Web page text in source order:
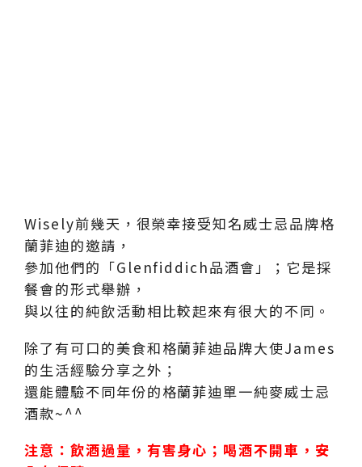
Wisely前幾天，很榮幸接受知名威士忌品牌格
蘭菲迪的邀請，
參加他們的「Glenfiddich品酒會」；它是採
餐會的形式舉辦，
與以往的純飲活動相比較起來有很大的不同。
除了有可口的美食和格蘭菲迪品牌大使James
的生活經驗分享之外；
還能體驗不同年份的格蘭菲迪單一純麥威士忌
酒款~^^
注意：飲酒過量，有害身心；喝酒不開車，安